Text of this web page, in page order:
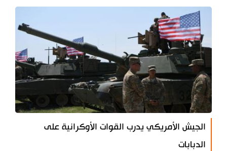
الجيش الأمريكي يدرب القوات الأوكرانية على
الدبابات